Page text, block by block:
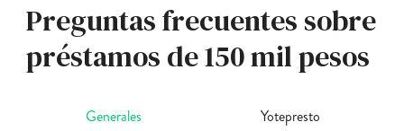
Preguntas frecuentes sobre
préstamos de 150 mil pesos
Generales Yotepresto